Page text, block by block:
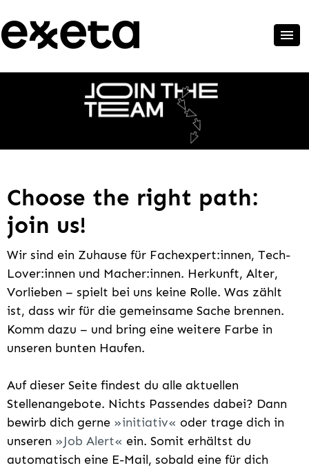
Choose the right path:
join us!
Wir sind ein Zuhause für Fachexpert:innen, Tech-
Lover:innen und Macher:innen. Herkunft, Alter,
Vorlieben – spielt bei uns keine Rolle. Was zählt
ist, dass wir für die gemeinsame Sache brennen.
Komm dazu – und bring eine weitere Farbe in
unseren bunten Haufen.
Auf dieser Seite findest du alle aktuellen
Stellenangebote. Nichts Passendes dabei? Dann
bewirb dich gerne
initiativ
oder trage dich in
unseren
Job Alert
ein. Somit erhältst du
automatisch eine E-Mail, sobald eine für dich